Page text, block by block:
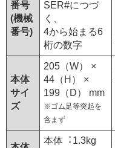
番号
(機械
番号)
SER#につづ
く、
4から始まる6
桁の数字
本体
サイ
ズ
205（W） ×
44（H） ×
199（D） mm
※ゴム足等突起を
含まず
本体︓1.3kg